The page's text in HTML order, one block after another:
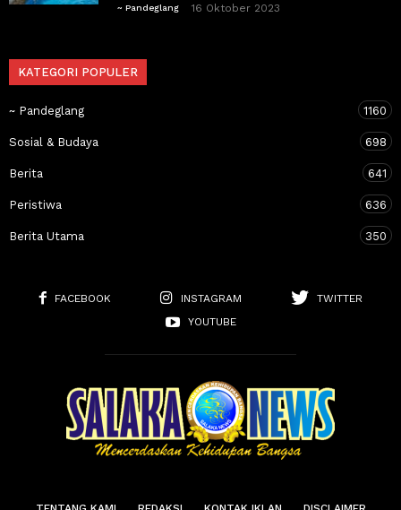
~ Pandeglang 16 Oktober 2023
KATEGORI POPULER
~ Pandeglang 1160
Sosial & Budaya 698
Berita 641
Peristiwa 636
Berita Utama 350
FACEBOOK INSTAGRAM
TWITTER
YOUTUBE